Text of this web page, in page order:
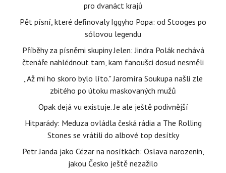
pro dvanáct krajů
Pět písní, které definovaly Iggyho Popa: od Stooges po
sólovou legendu
Příběhy za písněmi skupiny Jelen: Jindra Polák nechává
čtenáře nahlédnout tam, kam fanoušci dosud nesměli
„Až mi ho skoro bylo líto." Jaromíra Soukupa našli zle
zbitého po útoku maskovaných mužů
Opak dejá vu existuje. Je ale ještě podivnější
Hitparády: Meduza ovládla česká rádia a The Rolling
Stones se vrátili do albové top desítky
Petr Janda jako Cézar na nosítkách: Oslava narozenin,
jakou Česko ještě nezažilo